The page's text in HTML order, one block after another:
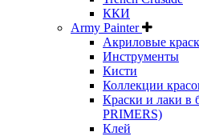
ККИ
Army Painter
Акриловые
Инструменты
Кисти
Коллекции
Краски и лаки в
PRIMERS)
Клей